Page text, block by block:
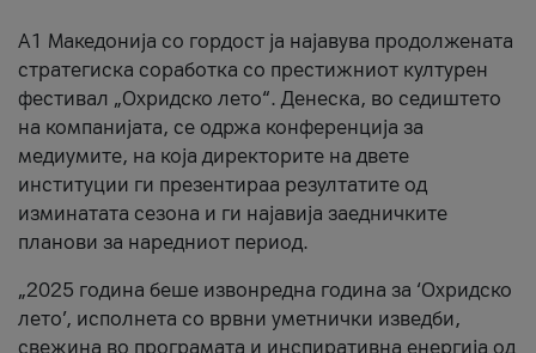
A1 Македонија со гордост ја најавува продолжената
стратегиска соработка со престижниот културен
фестивал „Охридско лето“. Денеска, во седиштето
на компанијата, се одржа конференција за
медиумите, на која директорите на двете
институции ги презентираа резултатите од
изминатата сезона и ги најавија заедничките
планови за наредниот период.
„2025 година беше извонредна година за ‘Охридско
лето’, исполнета со врвни уметнички изведби,
свежина во програмата и инспиративна енергија од